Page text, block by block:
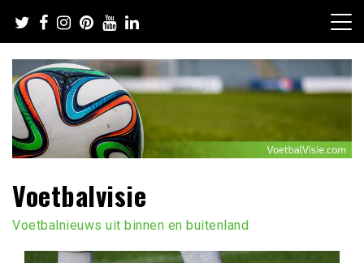
naar
de
inhoud
Voetbalvisie
Voetbalnieuws uit binnen en buitenland